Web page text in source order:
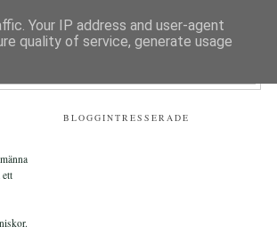
BLOGGINTRESSERADE
Your IP address and user-agent
quality of service, generate usage